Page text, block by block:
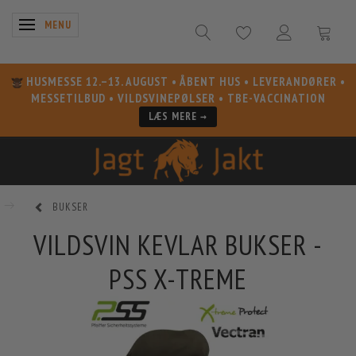
SKIFTE NAVIGATION
MENU
HUSMESSE 12.–13. AUGUST • ÅBENT HUS • LEVERANDØRER •
MESSETILBUD • VILDSVINEPØLSER • TBE-VACCINATION
LÆS MERE →
BUKSER
VILDSVIN KEVLAR BUKSER -
PSS X-TREME